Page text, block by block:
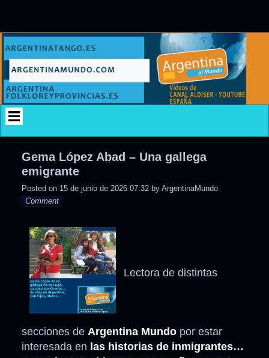
content
Gema López Abad – Una gallega
emigrante
Posted on 15 de junio de 2026 07:32 by ArgentinaMundo
Comment
Lectora de distintas
secciones de Argentina Mundo por estar
interesada en las historias de inmigrantes…